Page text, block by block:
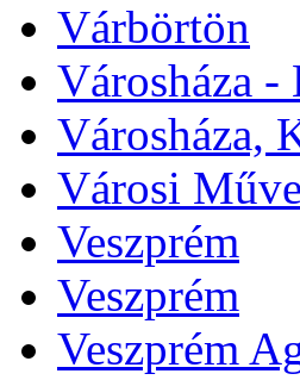
Várbörtön
Városháza -
Városháza,
Városi
Veszprém
Veszprém
Veszprém